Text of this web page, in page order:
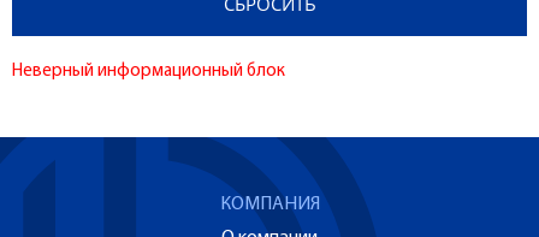
Неверный информационный блок
КОМПАНИЯ